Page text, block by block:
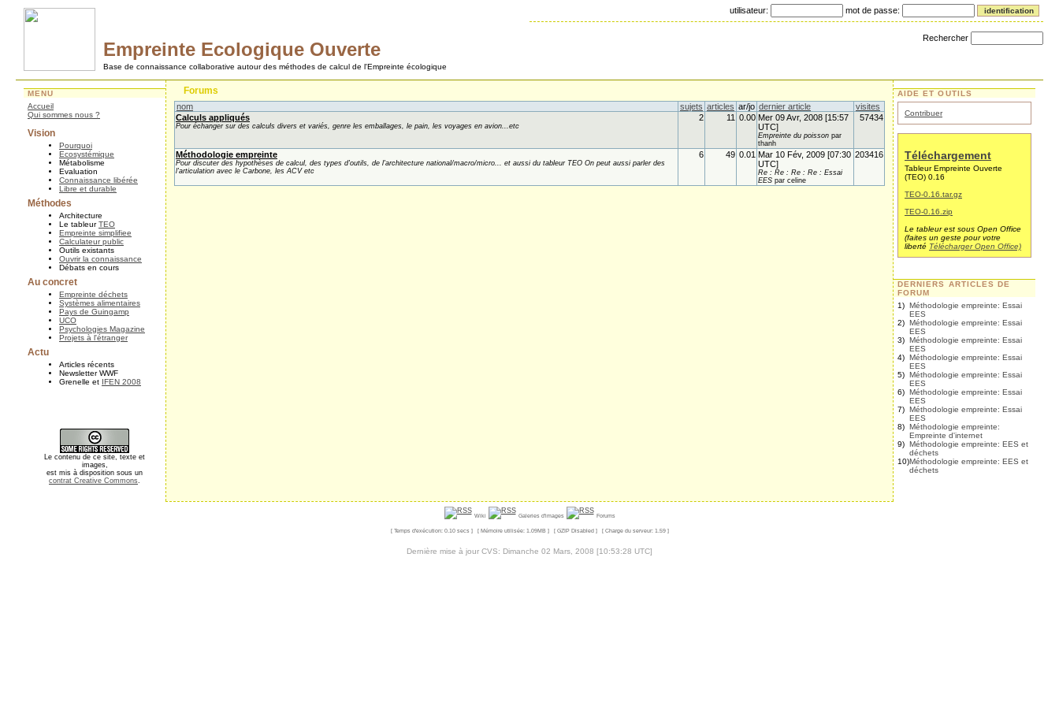
Empreinte Ecologique Ouverte
Base de connaissance collaborative autour des méthodes de calcul de l'Empreinte écologique
utilisateur: mot de passe:
Rechercher
MENU
Accueil
Qui sommes nous ?
Vision
Pourquoi
Ecosystémique
Métabolisme
Evaluation
Connaissance libérée
Libre et durable
Méthodes
Architecture
Le tableurTEO
Empreinte simplifiee
Calculateur public
Outils existants
Ouvrir la connaissance
Débats en cours
Au concret
Empreinte déchets
Systèmes alimentaires
Pays de Guingamp
UCO
Psychologies Magazine
Projets à l'étranger
Actu
Articles récents
Newsletter WWF
Grenelle et IFEN 2008
Le contenu de ce site, texte et
images,
est mis à disposition sous un
contrat Creative Commons.
Forums
nom sujets articles ar/jo dernier article
visites
Calculs appliqués
Pour échanger sur des calculs divers et variés, genre les emballages, le pain, les voyages en avion...etc
2 11 0.00 Mer 09 Avr, 2008 [15:57
UTC]
Empreinte du poisson par
thanh
57434
Méthodologie empreinte
Pour discuter des hypothèses de calcul, des types d'outils, de l'architecture national/macro/micro... et aussi du tableur TEO On peut aussi parler des
l'articulation avec le Carbone, les ACV etc
6 49 0.01 Mar 10 Fév, 2009 [07:30
UTC]
Re : Re : Re : Re : Essai
EES par celine
203416
AIDE ET OUTILS
Contribuer
Téléchargement
Tableur Empreinte Ouverte
(TEO) 0.16
TEO-0.16.tar.gz
TEO-0.16.zip
Le tableur est sous Open Office
(faites un geste pour votre
liberté Télécharger Open Office)
DERNIERS ARTICLES DE
FORUM
1) Méthodologie empreinte: Essai
EES
2) Méthodologie empreinte: Essai
EES
3) Méthodologie empreinte: Essai
EES
4) Méthodologie empreinte: Essai
EES
5) Méthodologie empreinte: Essai
EES
6) Méthodologie empreinte: Essai
EES
7) Méthodologie empreinte: Essai
EES
8) Méthodologie empreinte:
Empreinte d'internet
9) Méthodologie empreinte: EES et
déchets
10)Méthodologie empreinte: EES et
déchets
Wiki Galeries d'images Forums
[ Temps d'exécution: 0.10 secs ] [ Mémoire utilisée: 1.09MB ] [ GZIP Disabled ] [ Charge du serveur: 1.59 ]
Dernière mise à jour CVS: Dimanche 02 Mars, 2008 [10:53:28 UTC]